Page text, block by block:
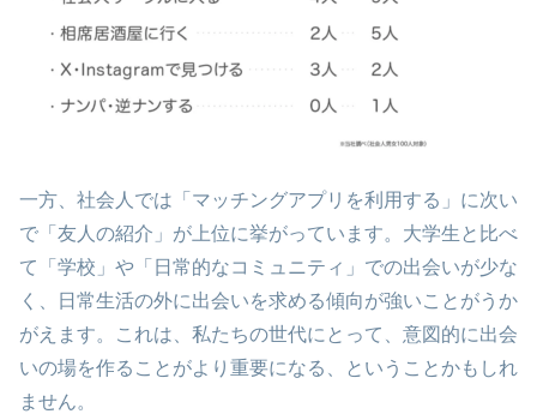
一方、社会人では「マッチングアプリを利用する」に次い
で「友人の紹介」が上位に挙がっています。大学生と比べ
て「学校」や「日常的なコミュニティ」での出会いが少な
く、日常生活の外に出会いを求める傾向が強いことがうか
がえます。これは、私たちの世代にとって、意図的に出会
いの場を作ることがより重要になる、ということかもしれ
ません。